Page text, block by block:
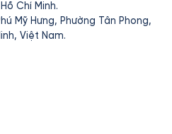
Chí Minh.
Mỹ Hưng, Phường Tân Phong,
Việt Nam.